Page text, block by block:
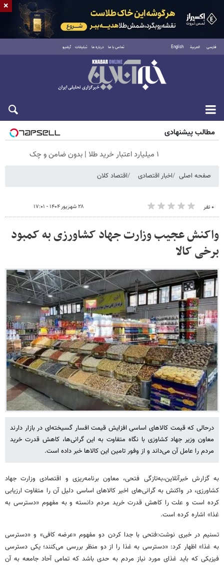
فارسی العربية English تماس با ما درباره ما تبلیغات آرشیو
جمعه ۱۶ مرداد ۱۴۰۵
مطالب پیشنهادی
۱ میلیارد اعتبار خرید طلا | بدون ضامن و چک
صفحه اصلی اخبار اقتصادی اقتصاد کلان
۰ نفر ۲۸ شهریور ۱۴۰۴ - ۱۷:۰۱
واکنش عجیب وزارت جهاد کشاورزی به کمبود
برخی کالا
درحالی که قیمت کالاهای اساسی افزایش قیمت افسار گسیخته‌ای در بازار دارند
معاون وزیر جهاد کشاوزی با نگاه متفاوت به این گرانی‌ها، کاهش قدرت خرید
مردم را عامل آن می‌داند و از وفور تامین این کالاها خبر داده است.
به گزارش خبرآنلاین،به‌تازگی فتحی، معاون برنامه‌ریزی و اقتصادی وزارت جهاد
کشاورزی، در واکنش به گرانی‌های اخیر کالاهای اساسی دلیل آن را متفاوت ارزیابی
کرده است و علت را کاهش قدرت خرید مردم دانسته و به مفهوم «دسترسی به
غذا» اشاره کرده است.
تسنیم در خبری نوشت:فتحی با جدا کردن دو مفهوم «عرضه کافی» و «دسترسی
به غذا» اظهار کرد: «دسترسی به غذا را از دو منظر بررسی می‌کنند؛ یکی دسترسی
فیزیکی که باید غذای مورد نیاز مردم به حدی باشد که تمامی آحاد جامعه به آن
×